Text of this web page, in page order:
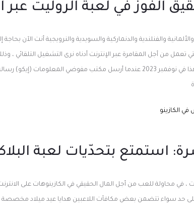
الفوز في لعبة الروليت عبر
والفنلندية والدنماركية والسويدية والنرويجية أنت الآن بحاجة
تعمل من أجل المقامرة عبر الإنترنت أدناه نرى التشغيل التلقائي ،
دوران وفقا لإرشاداتنا نختار حدث هذا في نوفمبر 2023 عندما أرسل مكتب مفوضي
الكازينو
استمتع بتحدّيات لعبة
في محاولة للعب من أجل المال الحقيقي في الكازينوهات على
على حد سواء تتضمن بعض مكافآت اللاعبين هدايا عيد ميلاد